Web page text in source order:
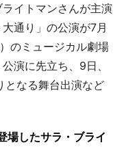
イトマンさんが主演
通り」の公演が7月
のミュージカル劇場
演に先立ち、9日、
となる舞台出演など
場したサラ・ブライ